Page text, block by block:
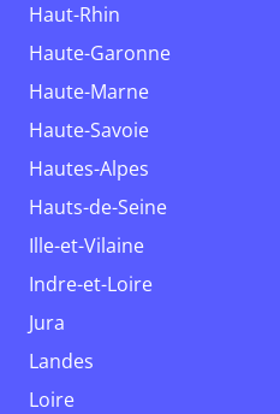
Haut-Rhin
Haute-Garonne
Haute-Marne
Haute-Savoie
Hautes-Alpes
Hauts-de-Seine
Ille-et-Vilaine
Indre-et-Loire
Jura
Landes
Loire